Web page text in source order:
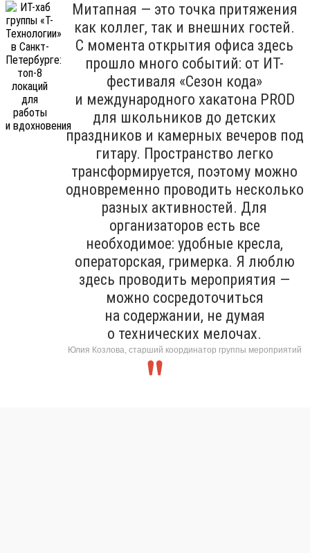
Митапная — это точка притяжения
как коллег, так и внешних гостей.
С момента открытия офиса здесь
прошло много событий: от ИТ-
фестиваля «Сезон кода»
и международного хакатона PROD
для школьников до детских
праздников и камерных вечеров под
гитару. Пространство легко
трансформируется, поэтому можно
одновременно проводить несколько
разных активностей. Для
организаторов есть все
необходимое: удобные кресла,
операторская, гримерка. Я люблю
здесь проводить мероприятия —
можно сосредоточиться
на содержании, не думая
о технических мелочах.
Юлия Козлова, старший координатор группы мероприятий